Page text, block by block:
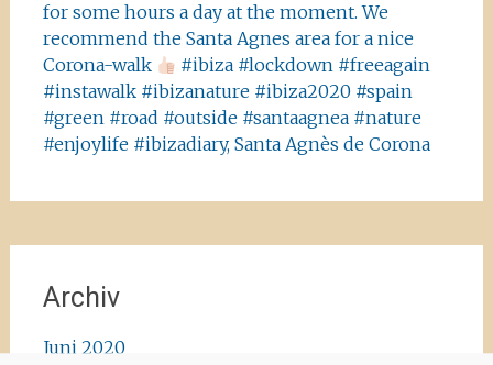
for some hours a day at the moment. We
recommend the Santa Agnes area for a nice
Corona-walk
#ibiza #lockdown #freeagain
#instawalk #ibizanature #ibiza2020 #spain
#green #road #outside #santaagnea #nature
#enjoylife #ibizadiary, Santa Agnès de Corona
Archiv
Juni 2020